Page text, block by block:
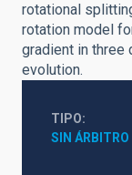
rotational
rotation model
gradient in
evolution.
TIPO
SIN ÁRBITRO